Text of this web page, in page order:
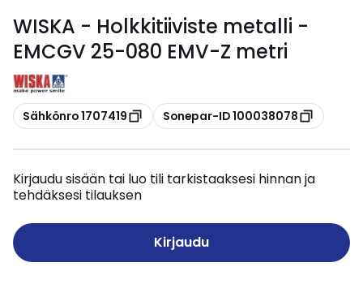
WISKA - Holkkitiiviste metalli -
EMCGV 25-080 EMV-Z metri
Kopioi
Sähkönro 1707419 Kopioi
Sonepar-ID 100038078
Kirjaudu sisään tai luo tili tarkistaaksesi hinnan ja
tehdäksesi tilauksen
Kirjaudu